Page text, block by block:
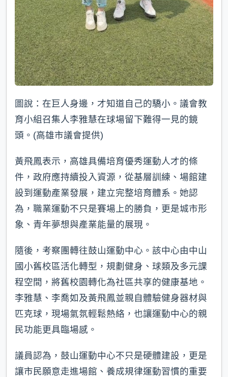
圖說：在巨人身邊，才知道自己的驕小。議會教
育小組召集人李雅慧在球場留下難得一見的鏡
頭。(高雄市議會提供)
黃飛鳳表示，高雄具備培育優秀運動人才的條
件，政府應持續投入資源，從基層訓練、場館建
設到運動產業發展，建立完整培育體系。她認
為，職業運動不只是賽場上的勝負，更是城市形
象、青年夢想與產業能量的展現。
隨後，考察團轉往鼓山運動中心。該中心由中山
國小舊校區活化轉型，規劃健身、球類及多元課
程空間，將舊校園轉化為社區共享的健康基地。
李雅慧、李喬如及黃飛鳳並親自體驗健身器材與
匹克球，現場氣氛輕鬆熱絡，也讓運動中心的親
民功能更具臨場感。
議員認為，鼓山運動中心不只是硬體建設，更是
讓市民願意走進場館、養成規律運動習慣的重要